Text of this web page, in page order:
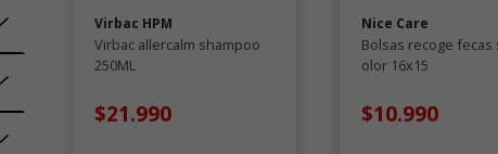
Virbac HPM
Virbac allercalm shampoo
250ML
$21.990
Nice Care
Bolsas recoge fecas
olor 16x15
$10.990